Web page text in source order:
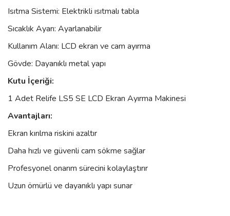
Isıtma Sistemi: Elektrikli ısıtmalı tabla
Sıcaklık Ayarı: Ayarlanabilir
Kullanım Alanı: LCD ekran ve cam ayırma
Gövde: Dayanıklı metal yapı
Kutu İçeriği:
1 Adet Relife LS5 SE LCD Ekran Ayırma Makinesi
Avantajları:
Ekran kırılma riskini azaltır
Daha hızlı ve güvenli cam sökme sağlar
Profesyonel onarım sürecini kolaylaştırır
Uzun ömürlü ve dayanıklı yapı sunar